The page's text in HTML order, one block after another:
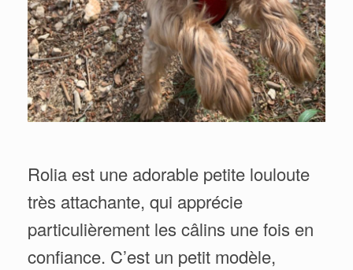
Rolia est une adorable petite louloute
très attachante, qui apprécie
particulièrement les câlins une fois en
confiance. C’est un petit modèle,